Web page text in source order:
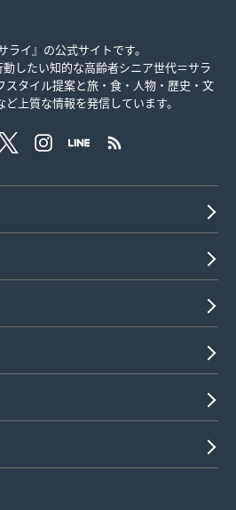
イ』の公式サイトです。
したい知的な高齢者シニア世代＝サラ
スタイル提案と旅・食・人物・歴史・文
上質な情報を発信しています。